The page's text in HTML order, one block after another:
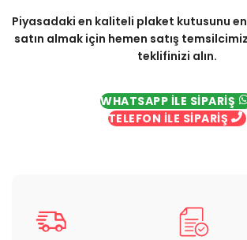
Piyasadaki en kaliteli plaket kutusunu
satın almak için hemen satış
teklifinizi alın.
WHATSAPP İLE SİPARİŞ
TELEFON İLE SİPARİŞ